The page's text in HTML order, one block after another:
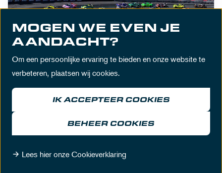
EVENTS
Recordeditie DTM op MASCOT Circuit Zandvoort
trekt 39.500 bezoekers
LEES VERDER
MOGEN WE EVEN JE
AANDACHT?
Om een persoonlijke ervaring te bieden en onze website te
verbeteren, plaatsen wij cookies.
IK ACCEPTEER COOKIES
BEHEER COOKIES
Lees hier onze Cookieverklaring